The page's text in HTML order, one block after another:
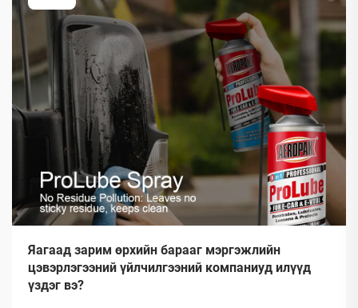
Яагаад зарим өрхийн барааг мэргэжлийн
цэвэрлэгээний үйлчилгээний компаниуд илүүд
үздэг вэ?